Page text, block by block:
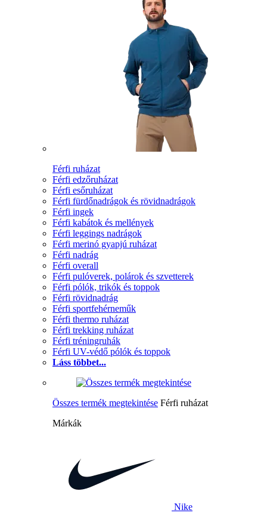
Férfi ruházat
Férfi edzőruházat
Férfi esőruházat
Férfi fürdőnadrágok és rövidnadrágok
Férfi ingek
Férfi kabátok és mellények
Férfi leggings nadrágok
Férfi merinó gyapjú ruházat
Férfi nadrág
Férfi overall
Férfi pulóverek, polárok és szvetterek
Férfi pólók, trikók és toppok
Férfi rövidnadrág
Férfi sportfehérneműk
Férfi thermo ruházat
Férfi trekking ruházat
Férfi tréningruhák
Férfi UV-védő pólók és toppok
Láss többet...
Összes termék megtekintése Férfi ruházat
Márkák
Nike